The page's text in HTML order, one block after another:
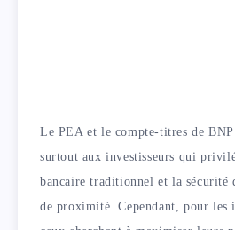
Le PEA et le compte-titres de
surtout aux investisseurs qui
bancaire traditionnel et la sécurité
de proximité. Cependant, pour les